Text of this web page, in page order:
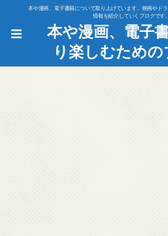
本や漫画、電子書籍について取り上げています。映画やド
情報を紹介していくブログです。
本や漫画、電子
り楽しむため